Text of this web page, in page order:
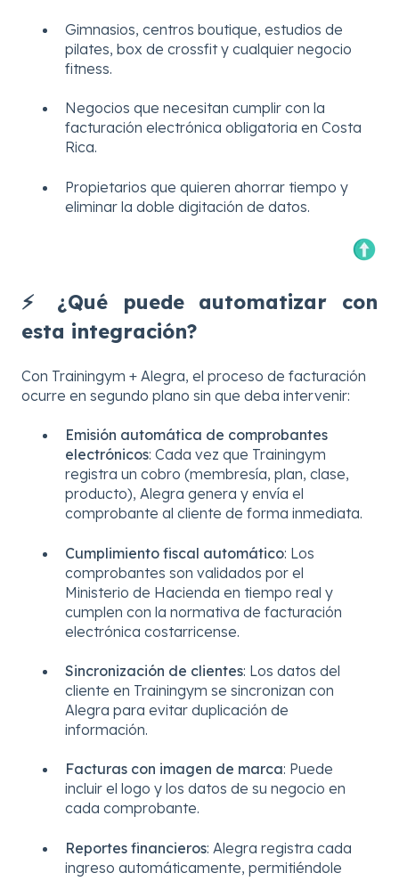
Gimnasios, centros boutique, estudios de
pilates, box de crossfit y cualquier negocio
fitness.
Negocios que necesitan cumplir con la
facturación electrónica obligatoria en Costa
Rica.
Propietarios que quieren ahorrar tiempo y
eliminar la doble digitación de datos.
⚡ ¿Qué puede automatizar con
esta integración?
Con Trainingym + Alegra, el proceso de facturación
ocurre en segundo plano sin que deba intervenir:
Emisión automática de comprobantes
electrónicos: Cada vez que Trainingym
registra un cobro (membresía, plan, clase,
producto), Alegra genera y envía el
comprobante al cliente de forma inmediata.
Cumplimiento fiscal automático: Los
comprobantes son validados por el
Ministerio de Hacienda en tiempo real y
cumplen con la normativa de facturación
electrónica costarricense.
Sincronización de clientes: Los datos del
cliente en Trainingym se sincronizan con
Alegra para evitar duplicación de
información.
Facturas con imagen de marca: Puede
incluir el logo y los datos de su negocio en
cada comprobante.
Reportes financieros: Alegra registra cada
ingreso automáticamente, permitiéndole